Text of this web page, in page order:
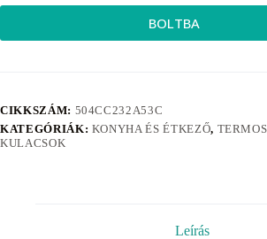
BOLTBA
CIKKSZÁM: 504CC232A53C
KATEGÓRIÁK: KONYHA ÉS ÉTKEZŐ,
KULACSOK
Leírás